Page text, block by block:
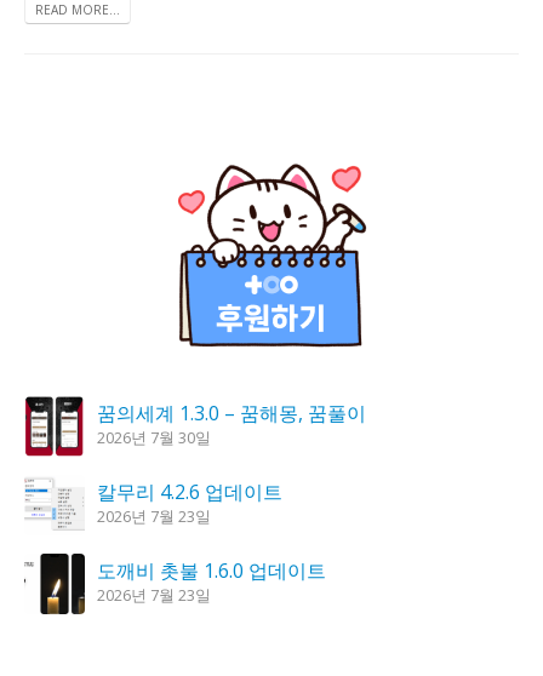
READ MORE...
꿈의세계 1.3.0 – 꿈해몽, 꿈풀이
2026년 7월 30일
칼무리 4.2.6 업데이트
2026년 7월 23일
도깨비 촛불 1.6.0 업데이트
2026년 7월 23일